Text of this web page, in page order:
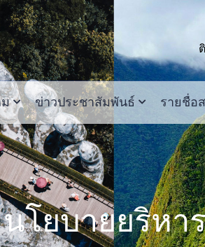
ข่าวประชาสัมพันธ์ รายชื่อ
นโยบายยริหา